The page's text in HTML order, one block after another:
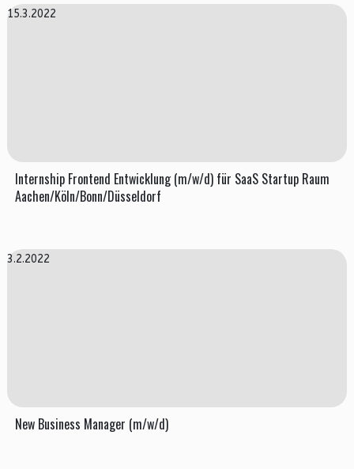
15.3.2022
Internship Frontend Entwicklung (m/w/d) für SaaS Startup Raum
Aachen/Köln/Bonn/Düsseldorf
3.2.2022
New Business Manager (m/w/d)